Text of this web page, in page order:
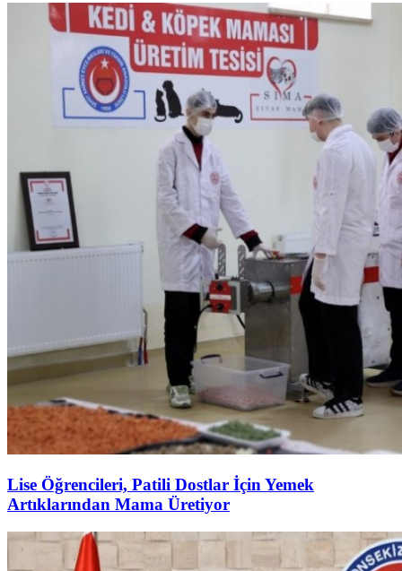
Lise Öğrencileri, Patili Dostlar İçin Yemek
Artıklarından Mama Üretiyor